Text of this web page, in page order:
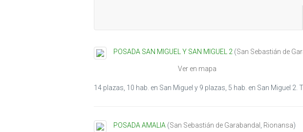
POSADA SAN MIGUEL Y SAN MIGUEL 2 (San Sebastián de
Ver en mapa
14 plazas, 10 hab. en San Miguel y 9 plazas, 5 hab. en San Miguel 2.
POSADA AMALIA (San Sebastián de Garabandal Rionansa)